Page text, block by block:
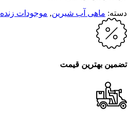
دسته: ماهی آب شیرین, موجودات زنده
تضمین بهترین قیمت